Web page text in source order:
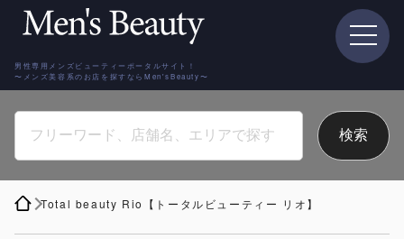
男性専用メンズビューティーポータルサイト！
〜メンズ美容系のお店を探すならMen'sBeauty〜
Total beauty Rio【トータルビューティー リオ】